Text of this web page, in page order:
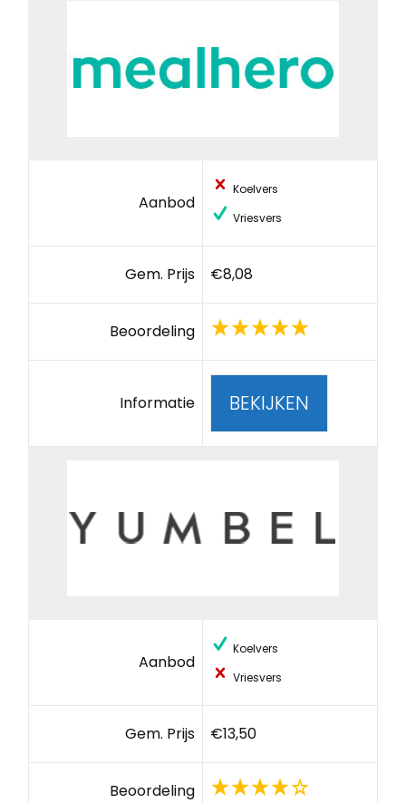
Aanbod
Koelvers
Vriesvers
Gem. Prijs €8,08
Beoordeling
Informatie BEKIJKEN
Aanbod
Koelvers
Vriesvers
Gem. Prijs €13,50
Beoordeling